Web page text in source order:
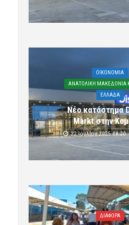
OIKONOMIA
ΑΝΑΤΟΛΙΚΗ ΜΑΚΕΔΟΝΙΑ
ΕΛΛΑΔΑ
Νέο κατάστημα
Markt στην
22 Ιουλίου 2025 08:20
ΔΙΑΦΟΡΑ